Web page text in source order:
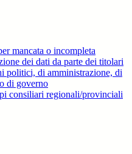
mancata o incompleta
dei dati da parte dei titolari
politici, di amministrazione, di
di governo
consiliari regionali/provinciali